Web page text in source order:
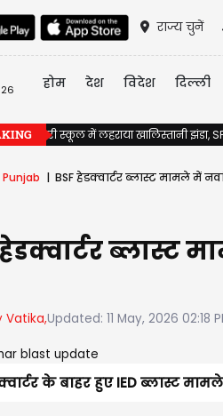
राज्य चुनें
होम देश विदेश दिल्ली
के सरकारी स्कूल में लहराया खालिस्तानी झंडा,
Punjab BSF हेडक्वार्टर ब्लास्ट मामले में
हेडक्वार्टर
Vatika,Updated: 11 May, 2026 02:18
के बाहर हुए IED ब्लास्ट